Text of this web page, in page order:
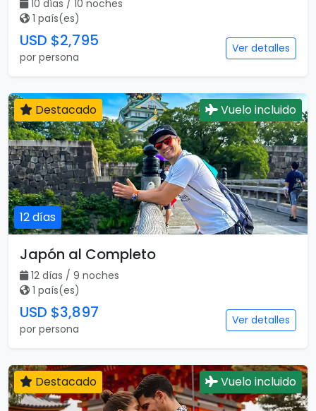
10 días / 10 noches
1 país(es)
USD $2,795
por persona
Ver detalles
12 días
Destacado Vuelo incluido
Japón al Completo
12 días / 9 noches
1 país(es)
USD $3,897
por persona
Ver detalles
Destacado Vuelo incluido